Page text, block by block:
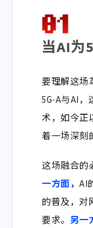
当AI为
要理解这场
5G-A与AI
术，如今正
着一场深刻
这场融合的
一方面，AI
的普及，对
要求。 另一